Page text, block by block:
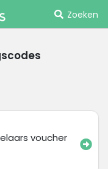
Zoeken
voucher